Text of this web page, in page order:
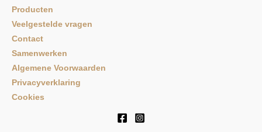
Producten
Veelgestelde vragen
Contact
Samenwerken
Algemene Voorwaarden
Privacyverklaring
Cookies